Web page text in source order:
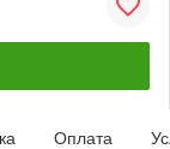
Оплата